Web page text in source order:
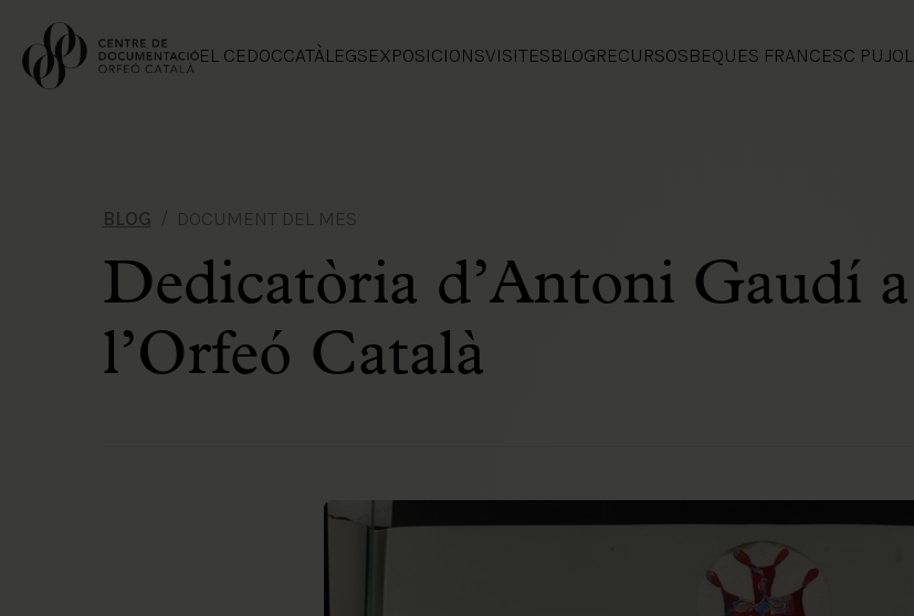
EL CEDOCCATÀLEGSEXPOSICIONSVISITESBLOGRECURSOSBEQUES FRANCESC PUJOL
BLOG DOCUMENT DEL MES
Dedicatòria d’Antoni Gaudí a
l’Orfeó Català